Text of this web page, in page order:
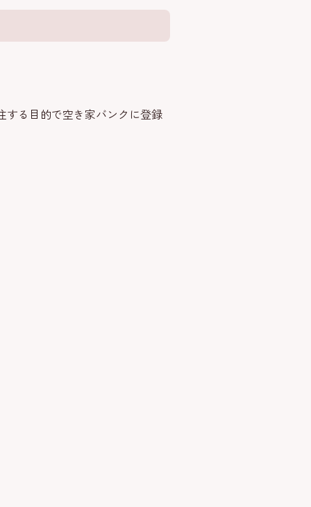
する目的で空き家バンクに登録